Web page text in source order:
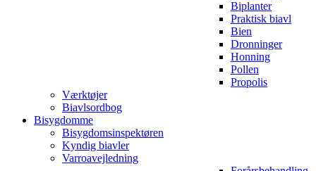
Biplanter
Praktisk biavl
Bien
Dronninger
Honning
Pollen
Propolis
Værktøjer
Biavlsordbog
Bisygdomme
Bisygdomsinspektøren
Kyndig biavler
Varroavejledning